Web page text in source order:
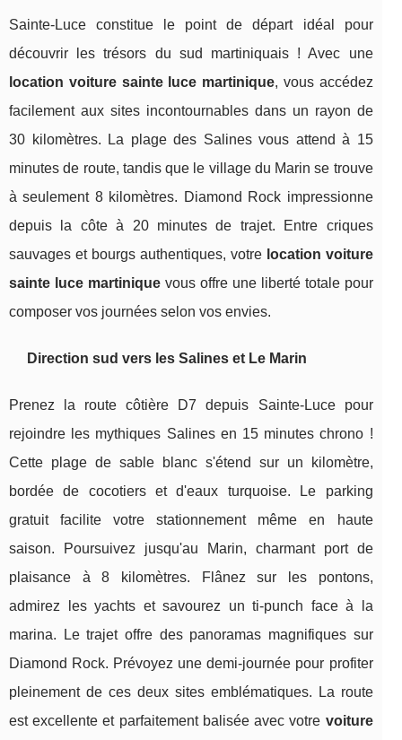
Sainte-Luce constitue le point de départ idéal pour
découvrir les trésors du sud martiniquais ! Avec une
location voiture sainte luce martinique, vous accédez
facilement aux sites incontournables dans un rayon de
30 kilomètres. La plage des Salines vous attend à 15
minutes de route, tandis que le village du Marin se trouve
à seulement 8 kilomètres. Diamond Rock impressionne
depuis la côte à 20 minutes de trajet. Entre criques
sauvages et bourgs authentiques, votre location voiture
sainte luce martiniquevous offre une liberté totale pour
composer vos journées selon vos envies.
Direction sud vers les Salines et Le Marin
Prenez la route côtière D7 depuis Sainte-Luce pour
rejoindre les mythiques Salines en 15 minutes chrono !
Cette plage de sable blanc s'étend sur un kilomètre,
bordée de cocotiers et d'eaux turquoise. Le parking
gratuit facilite votre stationnement même en haute
saison. Poursuivez jusqu'au Marin, charmant port de
plaisance à 8 kilomètres. Flânez sur les pontons,
admirez les yachts et savourez un ti-punch face à la
marina. Le trajet offre des panoramas magnifiques sur
Diamond Rock. Prévoyez une demi-journée pour profiter
pleinement de ces deux sites emblématiques. La route
est excellente et parfaitement balisée avec votre voiture